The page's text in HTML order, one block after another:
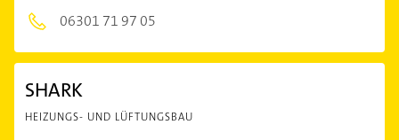
06301 71 97 05
SHARK
HEIZUNGS- UND LÜFTUNGSBAU